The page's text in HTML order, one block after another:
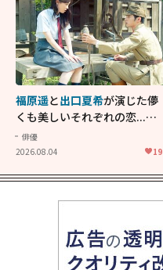
福原遥と出口夏希が演じた儚
くも美しいそれぞれの恋...生
きることの尊さを教えてくれ
た映画「あの花が咲く丘で、
俳優
2026.08.04
19